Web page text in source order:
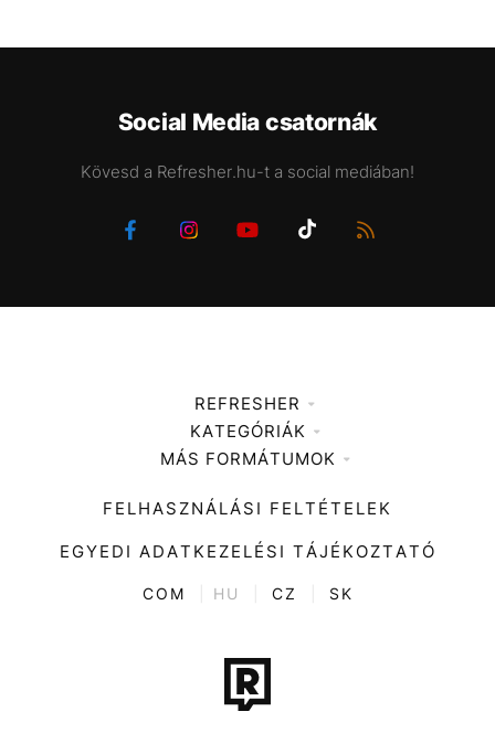
Social Media csatornák
Kövesd a Refresher.hu-t a social mediában!
REFRESHER
Médiaajánlat
KATEGÓRIÁK
Zene
Divat
Kultúra
ENTR
Tech-Tudomány
Sport
MÁS FORMÁTUMOK
FELHASZNÁLÁSI FELTÉTELEK
EGYEDI ADATKEZELÉSI TÁJÉKOZTATÓ
COM HU CZ SK